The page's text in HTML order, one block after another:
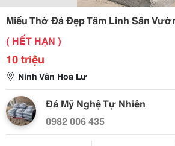
Miếu Thờ Đá Đẹp Tâm Linh Sân
( HẾT HẠN )
10 triệu
Ninh Vân Hoa Lư
Đá Mỹ Nghệ Tự Nhiên
0982 006 435